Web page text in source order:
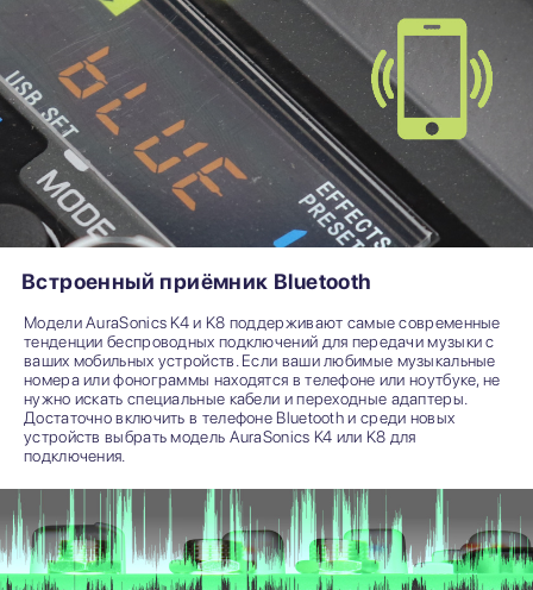
Встроенный приёмник Bluetooth
Модели AuraSonics K4 и K8 поддерживают самые современные
тенденции беспроводных подключений для передачи музыки с
ваших мобильных устройств. Если ваши любимые музыкальные
номера или фонограммы находятся в телефоне или ноутбуке, не
нужно искать специальные кабели и переходные адаптеры.
Достаточно включить в телефоне Bluetooth и среди новых
устройств выбрать модель AuraSonics K4 или K8 для
подключения.